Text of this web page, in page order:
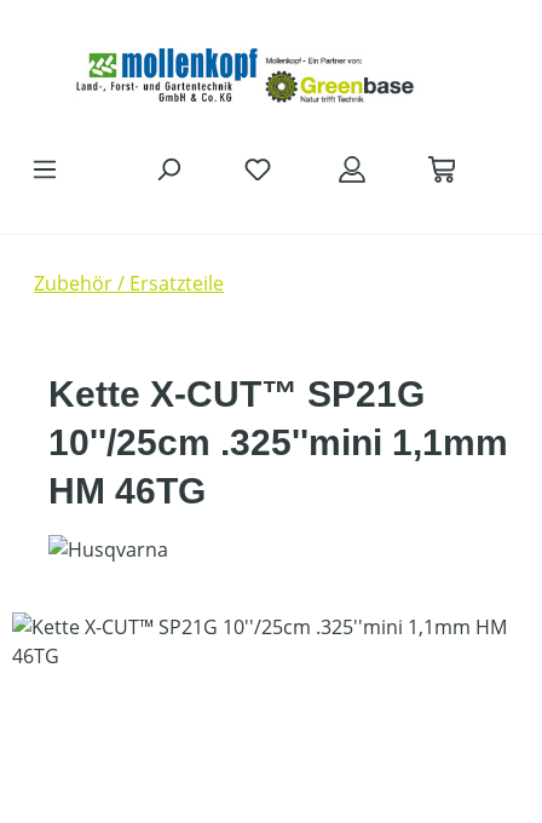
Zubehör / Ersatzteile
Kette X-CUT™ SP21G
10''/25cm .325''mini 1,1mm
HM 46TG
Bildergalerie überspringen